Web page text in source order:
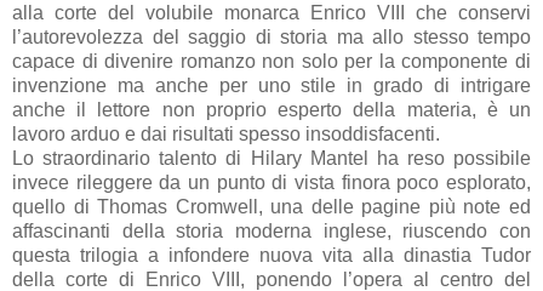
alla corte del volubile monarca Enrico VIII che conservi
l’autorevolezza del saggio di storia ma allo stesso tempo
capace di divenire romanzo non solo per la componente di
invenzione ma anche per uno stile in grado di intrigare
anche il lettore non proprio esperto della materia, è un
lavoro arduo e dai risultati spesso insoddisfacenti.
Lo straordinario talento di Hilary Mantel ha reso possibile
invece rileggere da un punto di vista finora poco esplorato,
quello di Thomas Cromwell, una delle pagine più note ed
affascinanti della storia moderna inglese, riuscendo con
questa trilogia a infondere nuova vita alla dinastia Tudor
della corte di Enrico VIII, ponendo l’opera al centro del